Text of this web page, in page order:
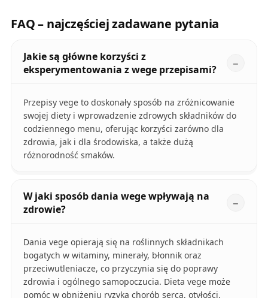
FAQ – najczęściej zadawane pytania
Jakie są główne korzyści z
eksperymentowania z wege przepisami?
Przepisy vege to doskonały sposób na zróżnicowanie
swojej diety i wprowadzenie zdrowych składników do
codziennego menu, oferując korzyści zarówno dla
zdrowia, jak i dla środowiska, a także dużą
różnorodność smaków.
W jaki sposób dania wege wpływają na
zdrowie?
Dania vege opierają się na roślinnych składnikach
bogatych w witaminy, minerały, błonnik oraz
przeciwutleniacze, co przyczynia się do poprawy
zdrowia i ogólnego samopoczucia. Dieta vege może
pomóc w obniżeniu ryzyka chorób serca, otyłości,